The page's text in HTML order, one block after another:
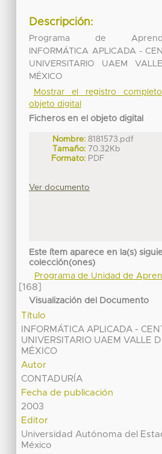
Descripción:
Programa de
INFORMÁTICA APLICADA -
UNIVERSITARIO UAEM
MÉXICO
Mostrar el registro
objeto digital
Ficheros en el objeto digital
Nombre: 8181573.pdf
Tamaño: 70.32Kb
Formato: PDF
Ver documento
Este ítem aparece en la(s)
colección(ones)
Programa de Unidad de
[168]
Visualización del Documento
Título
INFORMÁTICA APLICADA -
UNIVERSITARIO UAEM VALLE
MÉXICO
Autor
CONTADURÍA
Fecha de publicación
2003
Editor
Universidad Autónoma del
México